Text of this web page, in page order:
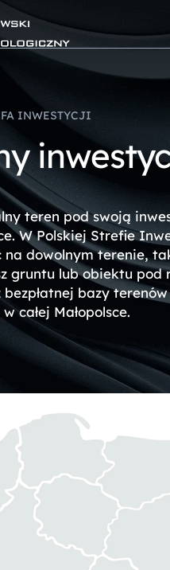
INWESTYCJI
y inwesty
teren pod swoją
W Polskiej Strefie
na dowolnym terenie,
gruntu lub obiektu pod
bezpłatnej bazy
całej Małopolsce.